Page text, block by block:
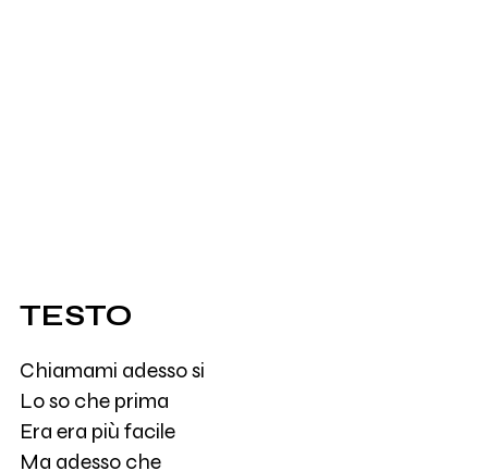
TESTO
Chiamami adesso si
Lo so che prima
Era era più facile
Ma adesso che